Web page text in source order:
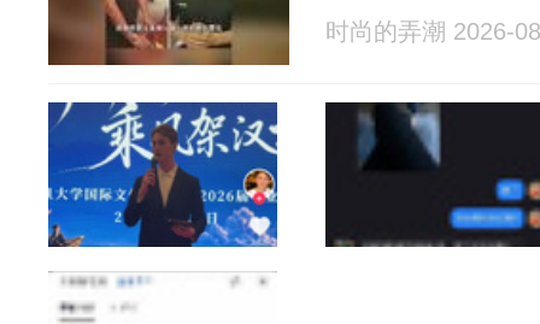
时尚的弄潮 2026-